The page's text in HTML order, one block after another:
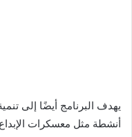
يهدف البرنامج أيضًا إلى
أنشطة مثل معسكرات